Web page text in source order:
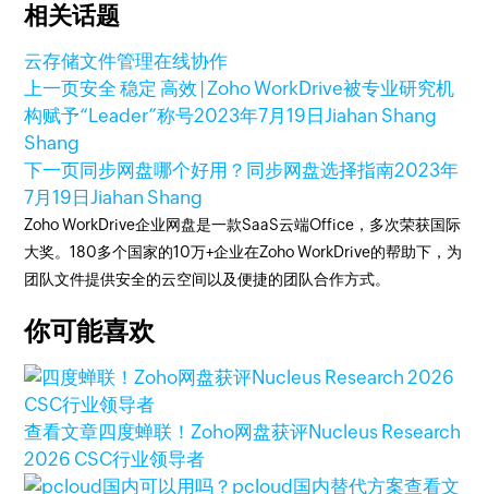
相关话题
云存储文件管理在线协作
上一页安全 稳定 高效 | Zoho WorkDrive被专业研究机
构赋予“Leader”称号2023年7月19日Jiahan Shang
Shang
下一页同步网盘哪个好用？同步网盘选择指南2023年
7月19日Jiahan Shang
Zoho WorkDrive企业网盘是一款SaaS云端Office，多次荣获国际
大奖。180多个国家的10万+企业在Zoho WorkDrive的帮助下，为
团队文件提供安全的云空间以及便捷的团队合作方式。
你可能喜欢
查看文章四度蝉联！Zoho网盘获评Nucleus Research
2026 CSC行业领导者
查看文